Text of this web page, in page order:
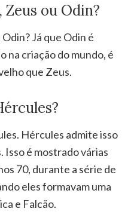
ou Odin?
Já que Odin é
criação do mundo, é
que Zeus.
Hércules admite isso
Isso é mostrado várias
70, durante a série de
eles formavam uma
e Falcão.